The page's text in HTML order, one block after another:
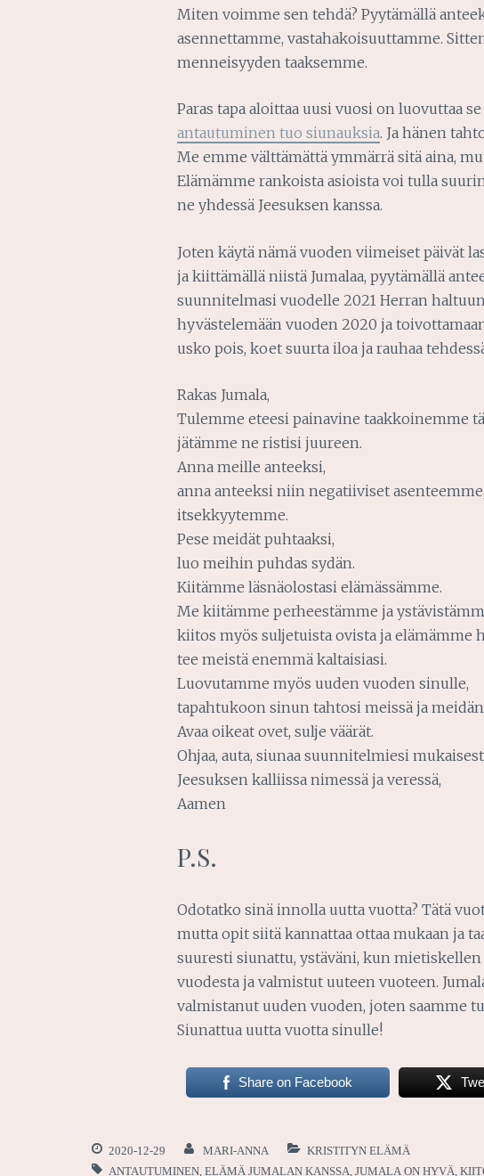
Miten voimme sen tehdä? Pyytämällä
asennettamme, vastahakoisuuttamme.
menneisyyden taaksemme.
Paras tapa aloittaa uusi vuosi on luovuttaa se
antautuminen tuo siunauksia. Ja hänen
Me emme välttämättä ymmärrä sitä aina,
Elämämme rankoista asioista voi tulla
ne yhdessä Jeesuksen kanssa.
Joten käytä nämä vuoden viimeiset päivät
ja kiittämällä niistä Jumalaa, pyytämällä
suunnitelmasi vuodelle 2021 Herran
hyvästelemään vuoden 2020 ja
usko pois, koet suurta iloa ja rauhaa
Rakas Jumala,
Tulemme eteesi painavine taakkoinemme
jätämme ne ristisi juureen.
Anna meille anteeksi,
anna anteeksi niin negatiiviset
itsekkyytemme.
Pese meidät puhtaaksi,
luo meihin puhdas sydän.
Kiitämme läsnäolostasi elämässämme.
Me kiitämme perheestämme ja
kiitos myös suljetuista ovista ja elämämme
tee meistä enemmä kaltaisiasi.
Luovutamme myös uuden vuoden sinulle,
tapahtukoon sinun tahtosi meissä ja
Avaa oikeat ovet, sulje väärät.
Ohjaa, auta, siunaa suunnitelmiesi
Jeesuksen kalliissa nimessä ja veressä,
Aamen
P.S.
Odotatko sinä innolla uutta vuotta? Tätä
mutta opit siitä kannattaa ottaa mukaan ja
suuresti siunattu, ystäväni, kun
vuodesta ja valmistut uuteen vuoteen.
valmistanut uuden vuoden, joten saamme
Siunattua uutta vuotta sinulle!
Share on Facebook
2020-12-29 MARI-ANNA
KRISTITYN ELÄMÄ
ANTAUTUMINEN ELÄMÄ JUMALAN KANSSA JUMALA ON HYVÄ